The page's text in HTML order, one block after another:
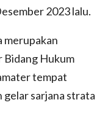
2023 lalu.
merupakan
Bidang Hukum
tempat
gelar sarjana strata